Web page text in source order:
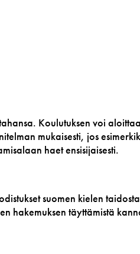
Koulutuksen voi aloittaa
mukaisesti, jos
haet ensisijaisesti.
suomen kielen
hakemuksen täyttämistä